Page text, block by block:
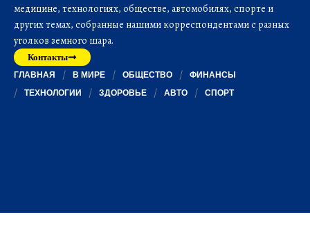
медицине, технологиях, обществе, автомобилях, спорте и
других темах, собранные нашими корреспондентами с разных
уголков земного шара.
Контакты
ГЛАВНАЯ В МИРЕ ОБЩЕСТВО
ФИНАНСЫ
ТЕХНОЛОГИИ
ЗДОРОВЬЕ АВТО СПОРТ